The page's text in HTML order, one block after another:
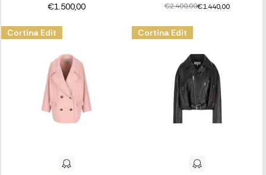
€1.500,00
€2.400,00€1.440,00
Cortina Edit Cortina Edit